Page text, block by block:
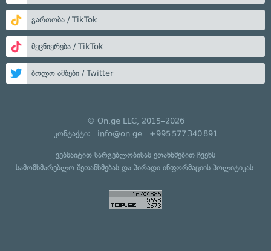
გართობა / TikTok
მეცნიერება / TikTok
ბოლო ამბები / Twitter
© On.ge LLC, 2015–2026
კონტაქტი: info@on.ge +995 577 340 891
ვებსაიტით სარგებლობისას ეთანხმებით ჩვენს
სამომხმარებლო შეთანხმებასდა პირადი ინფორმაციის პოლიტიკას.